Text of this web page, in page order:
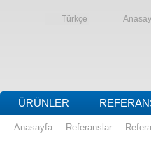
Türkçe
ÜRÜNLER
Anasayfa Referanslar